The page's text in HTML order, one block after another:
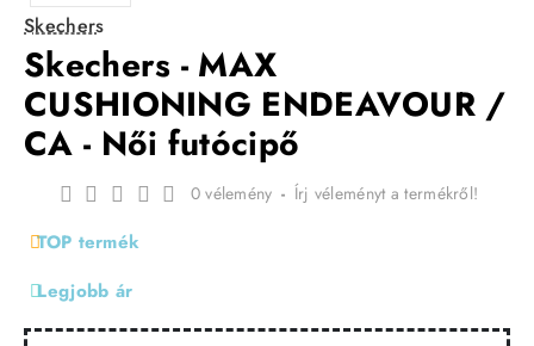
Skechers
Skechers - MAX
CUSHIONING ENDEAVOUR /
CA - Női futócipő
TOP termék
Legjobb ár
0 vélemény - Írj véleményt a termékről!